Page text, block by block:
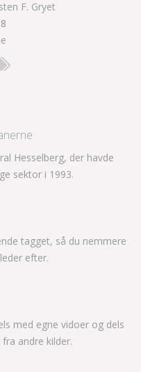
F. Gryet
Hesselberg, der havde
sektor i 1993.
tagget, så du nemmere
efter.
med egne vidoer og dels
andre kilder.